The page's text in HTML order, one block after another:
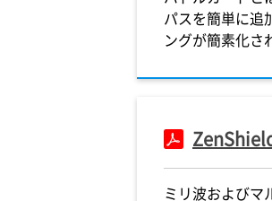
パスを簡単に追
ングが簡素化さ
ミリ波およびマ